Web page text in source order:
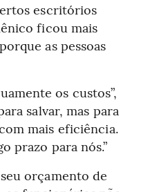
escritórios
ficou mais
as pessoas
os custos”,
salvar, mas para
mais eficiência.
prazo para nós.”
orçamento de